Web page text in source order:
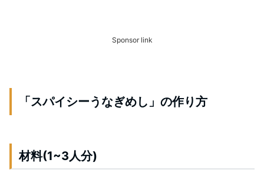
Sponsor link
「スパイシーうなぎめし」の作り方
材料(1~3人分)